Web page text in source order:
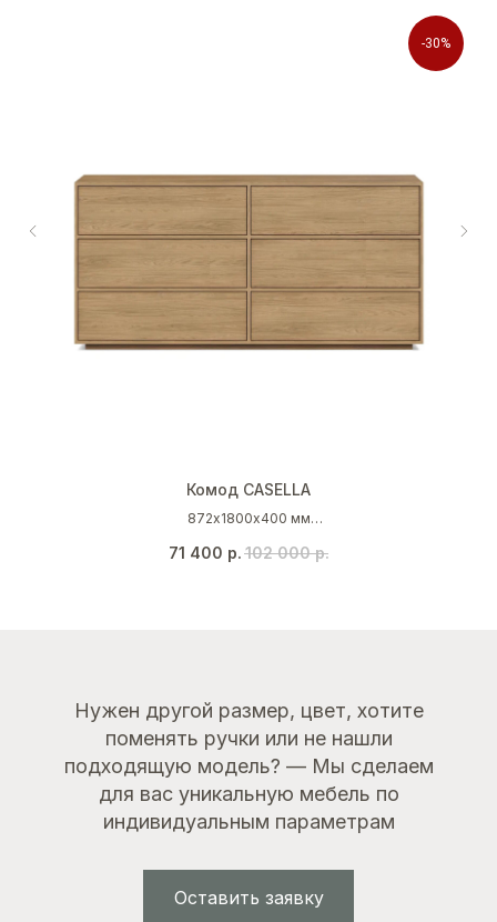
-30%
Комод CASELLA
872х1800х400 мм
71 400 р. 102 000 р.
Нужен другой размер, цвет, хотите
поменять ручки или не нашли
подходящую модель? — Мы сделаем
для вас уникальную мебель по
индивидуальным параметрам
Оставить заявку